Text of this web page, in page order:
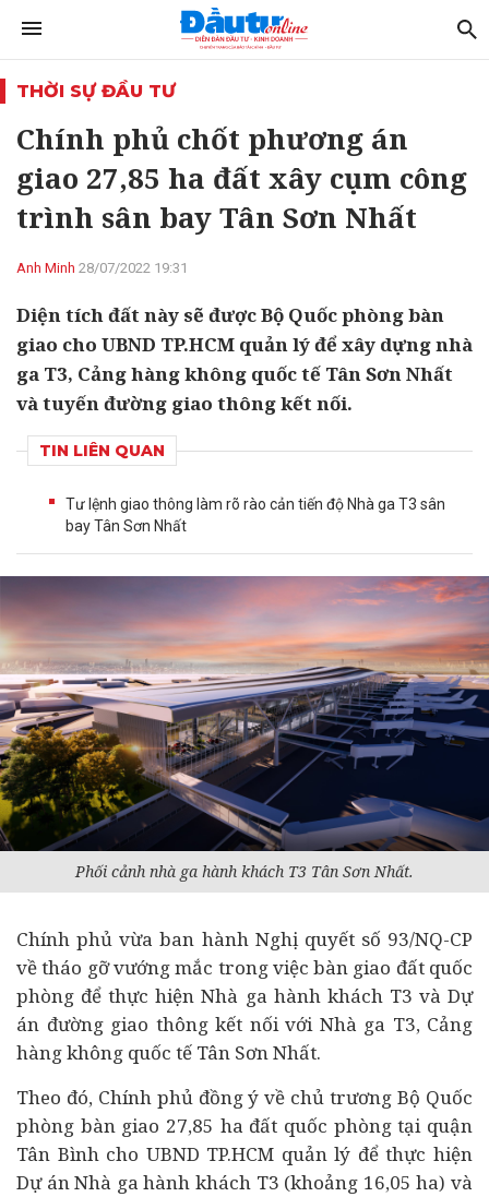
THỜI SỰ ĐẦU TƯ
Chính phủ chốt phương án
giao 27,85 ha đất xây cụm công
trình sân bay Tân Sơn Nhất
Anh Minh 28/07/2022 19:31
Diện tích đất này sẽ được Bộ Quốc phòng bàn
giao cho UBND TP.HCM quản lý để xây dựng nhà
ga T3, Cảng hàng không quốc tế Tân Sơn Nhất
và tuyến đường giao thông kết nối.
TIN LIÊN QUAN
Tư lệnh giao thông làm rõ rào cản tiến độ Nhà ga T3 sân
bay Tân Sơn Nhất
Phối cảnh nhà ga hành khách T3 Tân Sơn Nhất.
Chính phủ vừa ban hành Nghị quyết số 93/NQ-CP
về tháo gỡ vướng mắc trong việc bàn giao đất quốc
phòng để thực hiện Nhà ga hành khách T3 và Dự
án đường giao thông kết nối với Nhà ga T3, Cảng
hàng không quốc tế Tân Sơn Nhất.
Theo đó, Chính phủ đồng ý về chủ trương Bộ Quốc
phòng bàn giao 27,85 ha đất quốc phòng tại quận
Tân Bình cho UBND TP.HCM quản lý để thực hiện
Dự án Nhà ga hành khách T3 (khoảng 16,05 ha) và